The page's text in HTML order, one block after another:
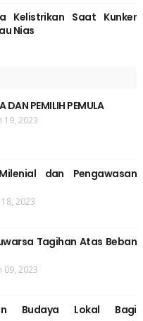
Kelistrikan Saat Kunker
Nias
DAN PEMILIH PEMULA
19, 2023
dan Pengawasan
2023
Tagihan Atas Beban
09, 2023
Budaya Lokal Bagi